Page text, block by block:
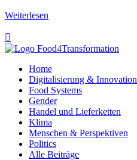
Weiterlesen

Home
Digitalisierung & Innovation
Food Systems
Gender
Handel und Lieferketten
Klima
Menschen & Perspektiven
Politics
Alle Beiträge